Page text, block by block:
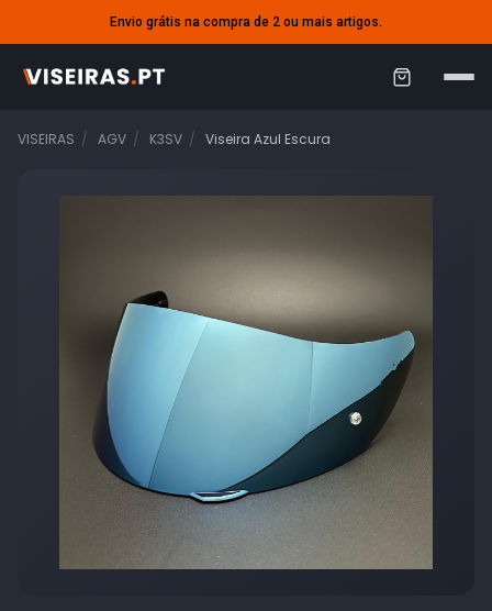
Envio grátis na compra de 2 ou mais artigos.
C
r
o
VISEIRAS AGV K3SV Viseira Azul Escura